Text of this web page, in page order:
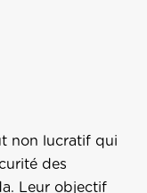
non lucratif qui
des
Leur objectif